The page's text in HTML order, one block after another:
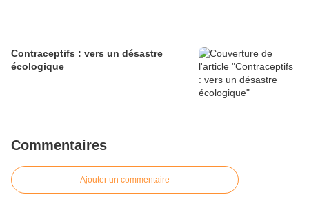
Contraceptifs : vers un désastre
écologique
Commentaires
Ajouter un commentaire